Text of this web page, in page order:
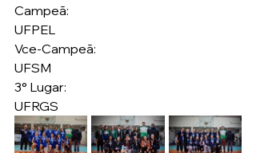
Campeã:
UFPEL
Vce-Campeã:
UFSM
3° Lugar:
UFRGS